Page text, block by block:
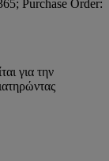
για την